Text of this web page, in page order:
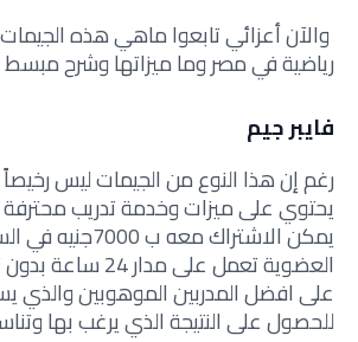
والآن أعزائي تابعوا ماهي هذه
رياضية في مصر وما ميزاتها وشرح مبسط
فايبر جيم
رغم إن هذا النوع من الجيمات ليس رخيصاً
يحتوي على ميزات وخدمة تدريب
يمكن الاشتراك معه ب
العضوية تعمل على
على افضل المدربين الموهوبين
للحصول على النتيجة الذي يرغب بها